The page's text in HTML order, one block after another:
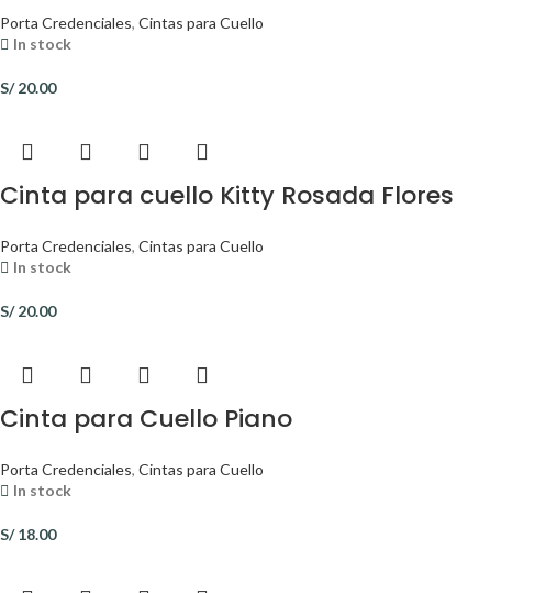
Porta Credenciales, Cintas para Cuello
In stock
S/20.00
Cinta para cuello Kitty Rosada Flores
Porta Credenciales, Cintas para Cuello
In stock
S/20.00
Cinta para Cuello Piano
Porta Credenciales, Cintas para Cuello
In stock
S/18.00